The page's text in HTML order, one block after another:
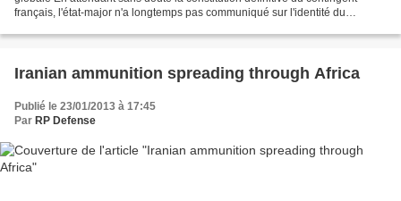
français, l'état-major n'a longtemps pas communiqué sur l'identité du
Iranian ammunition spreading through Africa
Publié le 23/01/2013 à 17:45
Par RP Defense